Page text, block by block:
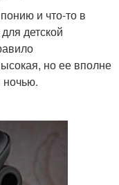
и что-то в
детской
но ее вполне